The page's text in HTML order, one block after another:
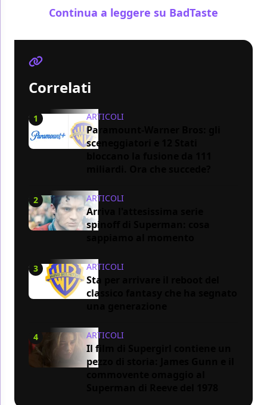
Continua a leggere su BadTaste
Correlati
1 ARTICOLI
Paramount-Warner Bros: gli
sceneggiatori e 12 Stati
2 ARTICOLI
Arriva l'attesissima serie
spinoff di Superman: cosa
3 ARTICOLI
Sta per arrivare il reboot del
classico fantasy che ha segnato
4 ARTICOLI
Il film di Supergirl contiene un
pezzo di storia: James Gunn e il